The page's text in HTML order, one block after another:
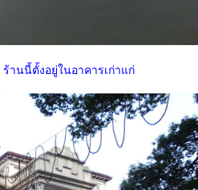
ร้านนี้ตั้งอยู่ในอาคารเก่าแก่